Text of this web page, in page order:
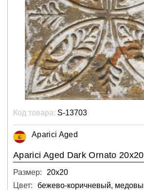
Код товара: S-13703
Aparici Aged
Aparici Aged Dark Ornato 20x20
Размер:
20х20
Цвет: